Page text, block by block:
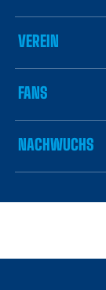
VEREIN
FANS
NACHWUCHS